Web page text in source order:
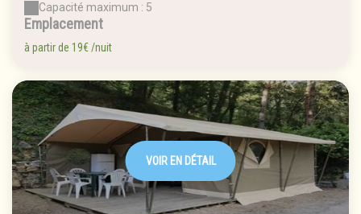
Capacité maximum : 5
Emplacement
à partir de 19€/nuit
VOIR EN DÉTAIL